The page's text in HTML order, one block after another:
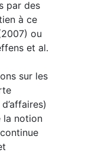
par des
à ce
ou
et al.
sur les
la notion